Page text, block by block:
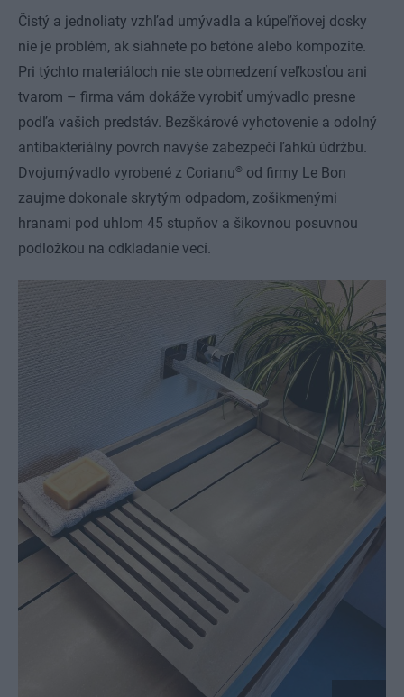
Čistý a jednoliaty vzhľad umývadla a kúpeľňovej dosky
nie je problém, ak siahnete po betóne alebo kompozite.
Pri týchto materiáloch nie ste obmedzení veľkosťou ani
tvarom – firma vám dokáže vyrobiť umývadlo presne
podľa vašich predstáv. Bezškárové vyhotovenie a odolný
antibakteriálny povrch navyše zabezpečí ľahkú údržbu.
Dvojumývadlo vyrobené z Corianu® od firmy Le Bon
zaujme dokonale skrytým odpadom, zošikmenými
hranami pod uhlom 45 stupňov a šikovnou posuvnou
podložkou na odkladanie vecí.